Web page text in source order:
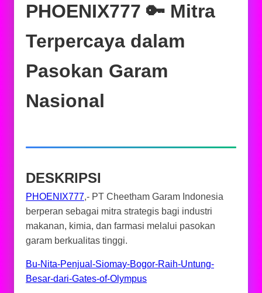
PHOENIX777 🔑 Mitra
Terpercaya dalam
Pasokan Garam
Nasional
DESKRIPSI
PHOENIX777,- PT Cheetham Garam Indonesia
berperan sebagai mitra strategis bagi industri
makanan, kimia, dan farmasi melalui pasokan
garam berkualitas tinggi.
Bu-Nita-Penjual-Siomay-Bogor-Raih-Untung-
Besar-dari-Gates-of-Olympus